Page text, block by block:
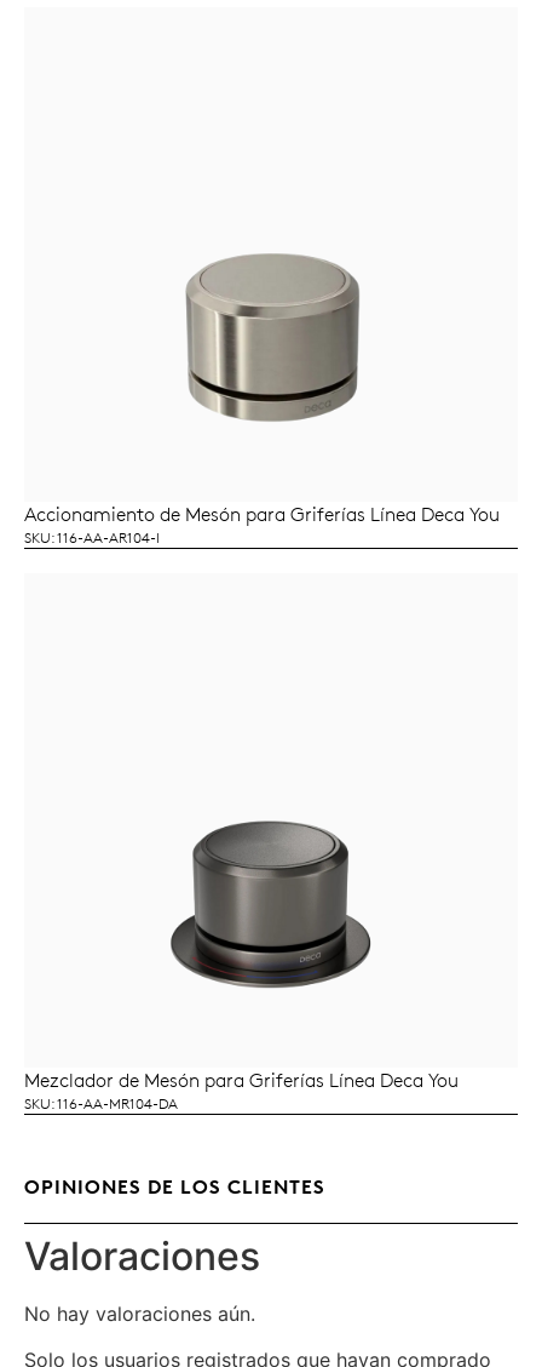
LEER MÁS
Accionamiento de Mesón para Griferías Línea Deca You
SKU: 116-AA-AR104-I
LEER MÁS
Mezclador de Mesón para Griferías Línea Deca You
SKU: 116-AA-MR104-DA
OPINIONES DE LOS CLIENTES
Valoraciones
No hay valoraciones aún.
Solo los usuarios registrados que hayan comprado